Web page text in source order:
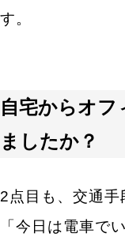
面接質問例
転職をせず、
は検討されまし
したか？
転職回数が多
す。
自宅からオフ
ましたか？
2点目も、交通
「今日は電車で